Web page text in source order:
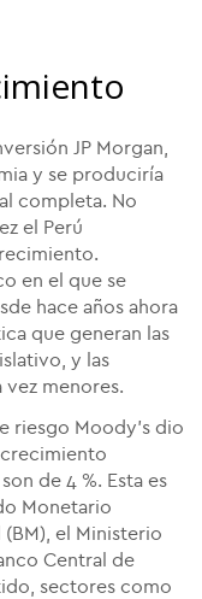
JP Morgan,
y se produciría
completa. No
el Perú
en el que se
hace años ahora
que generan las
y las
vez menores.
riesgo Moody's dio
de 4 %. Esta es
Monetario
(BM), el Ministerio
Central de
sectores como